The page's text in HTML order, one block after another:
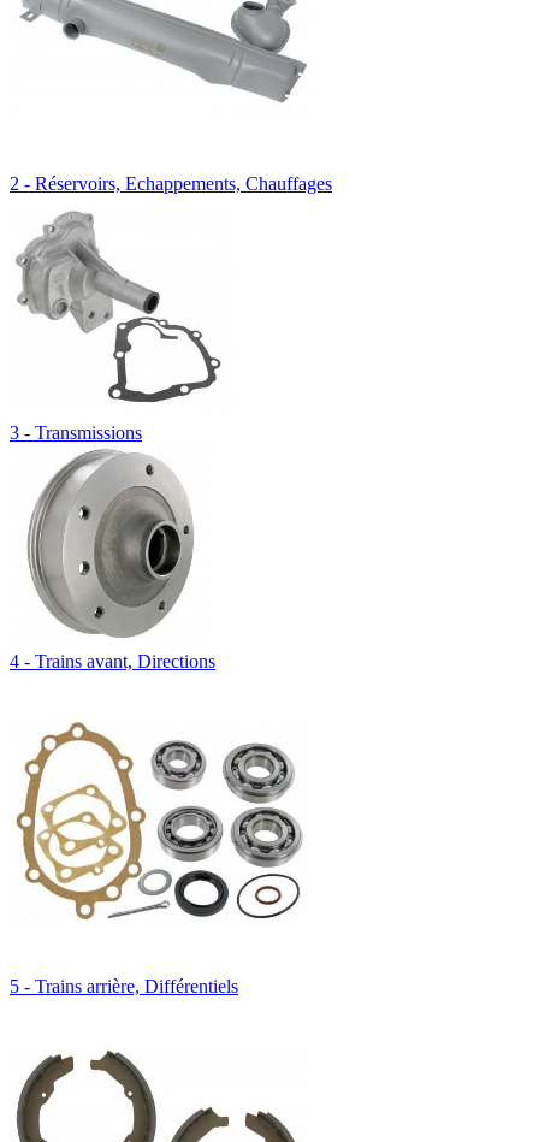
2 - Réservoirs, Echappements, Chauffages
3 - Transmissions
4 - Trains avant, Directions
5 - Trains arrière, Différentiels